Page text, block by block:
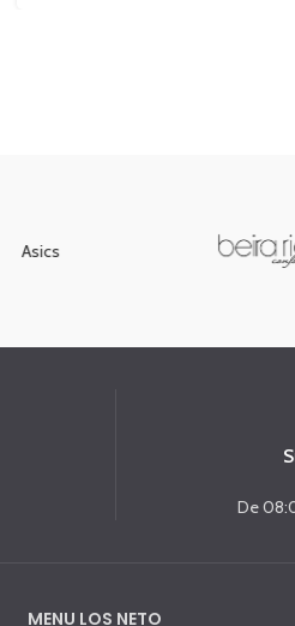
Asics
De
MENU LOS NETO